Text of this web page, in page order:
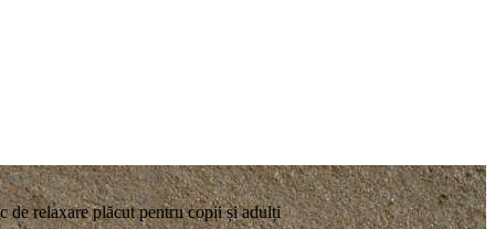
de relaxare plăcut pentru copii și adulți